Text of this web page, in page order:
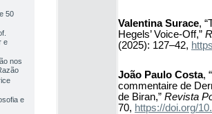
50
e
nos
e
Valentina Surace,
Hegels’ Voice-Off,”
(2025): 127–42,
João Paulo Costa,
commentaire de
de Biran,” Revista
70, https://doi.org/